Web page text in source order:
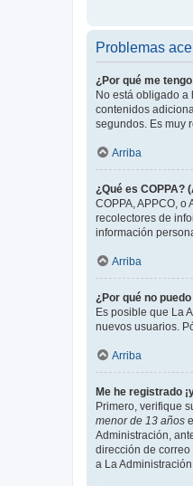
Problemas
¿Por qué me
No está obligado
contenidos
segundos. Es muy
Arriba
¿Qué es COPPA?
COPPA, APPCO,
recolectores de
información
Arriba
¿Por qué no
Es posible que La
nuevos usuarios.
Arriba
Me he registrado
Primero, verifique
menor de 13 años
Administración,
dirección de
a La